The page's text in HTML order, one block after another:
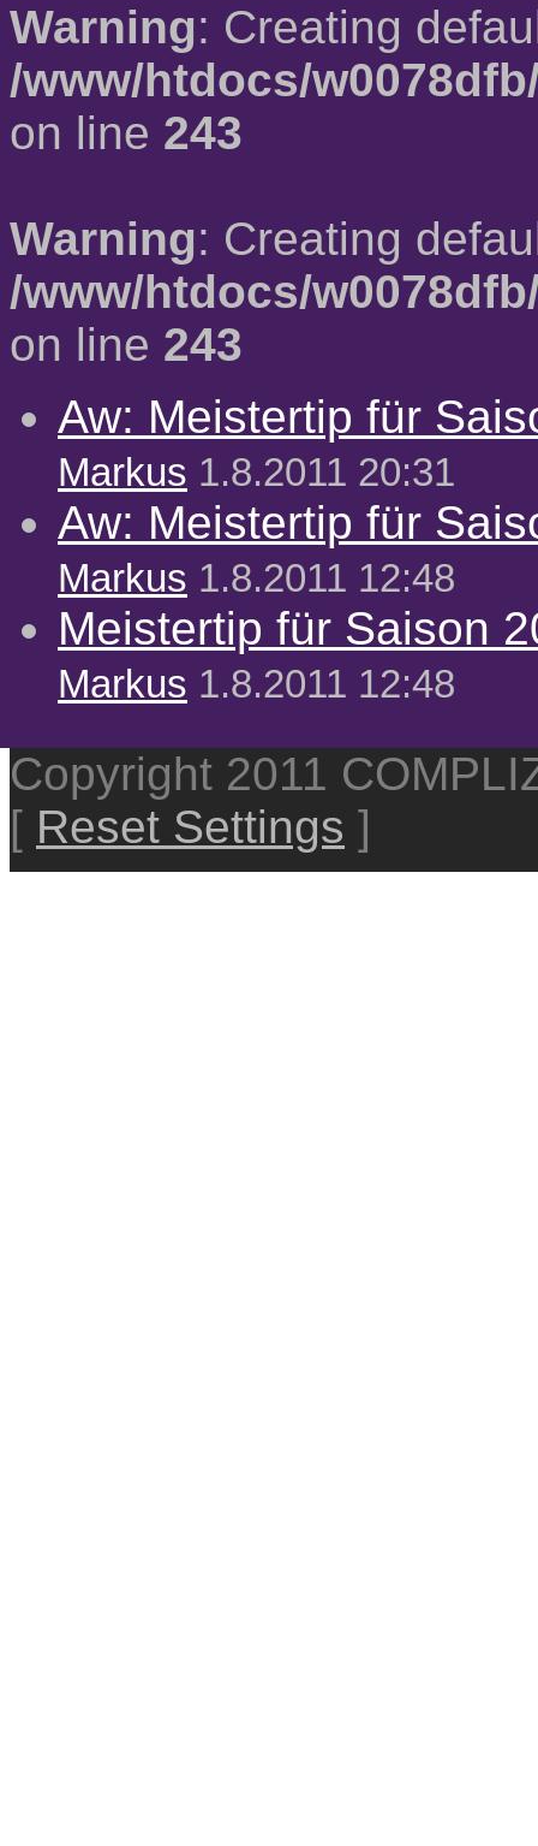
Warning: Creating
/www/htdocs/
on line 243
Warning: Creating
/www/htdocs/
on line 243
Aw: Meistertip für
Markus 1.8.2011 20:31
Aw: Meistertip für
Markus 1.8.2011 12:48
Meistertip für Saison
Markus 1.8.2011 12:48
Copyright 2011
[ Reset Settings ]